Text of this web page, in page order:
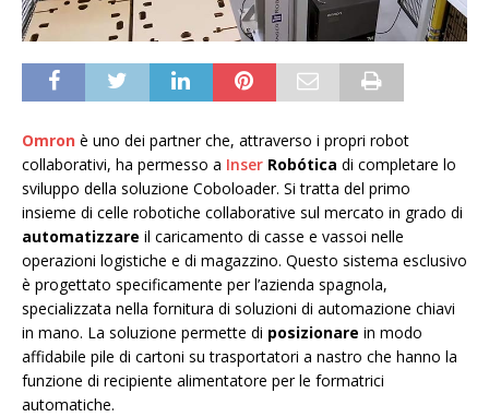
Omron è uno dei partner che, attraverso i propri robot
collaborativi, ha permesso a Inser Robótica di completare lo
sviluppo della soluzione Coboloader. Si tratta del primo
insieme di celle robotiche collaborative sul mercato in grado di
automatizzare il caricamento di casse e vassoi nelle
operazioni logistiche e di magazzino. Questo sistema esclusivo
è progettato specificamente per l’azienda spagnola,
specializzata nella fornitura di soluzioni di automazione chiavi
in mano. La soluzione permette di posizionare in modo
affidabile pile di cartoni su trasportatori a nastro che hanno la
funzione di recipiente alimentatore per le formatrici
automatiche.